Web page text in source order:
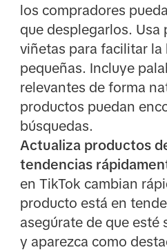
los compradores
que desplegarlos. Usa
viñetas para facilitar la
pequeñas. Incluye
relevantes de forma
productos puedan
búsquedas.
Actualiza productos
tendencias
en TikTok cambian
producto está en
asegúrate de que esté
y aparezca como